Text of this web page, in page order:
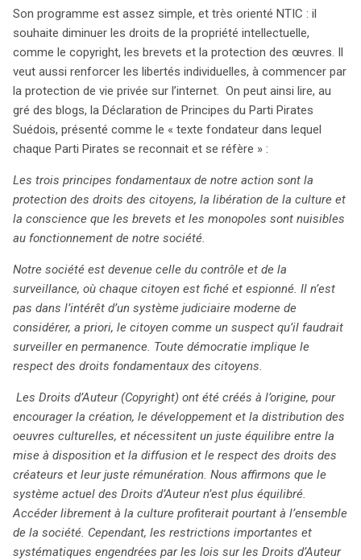
libertés individuelles et une révision des droits de
propriété intellectuelle, comme le copyright et les
brevets. Loin d’être un simple mouvement
technologique, le Parti s’inscrit dans une réflexion
profonde sur le droit à la vie privée et la lutte contre la
surveillance omniprésente. Ses principes fondamentaux
prônent la protection des droits des citoyens, la
libération de la culture et la lutte contre les monopoles,
Parti Pirates a dépassé les frontières suédoises,
suscitant des adhésions dans plusieurs pays européens,
notamment grâce à une dynamique forte sur les réseaux
sociaux et dans la blogosphère. En 2009, lors des
parti en termes de membres. La branche étudiante du
mouvement représente une force politique majeure,
attirant un large éventail d’électeurs, y compris ceux en
quête d’une alternative contestataire mais responsable.
Ce phénomène s’explique par une prise de conscience
croissante face aux enjeux contemporains tels que la
crise économique et les droits individuels. Les jeunes de
18 à 40 ans, sensibles aux technologies et préoccupés
par leur avenir, trouvent dans le Parti Pirates une voix
pour défendre leurs intérêts et revendiquer un modèle
social juste et transparent. Ce mouvement, à la croisée
des chemins entre culture numérique et engagement
citoyen, redéfinit les contours de la politique moderne.
Son programme est assez simple, et très orienté NTIC : il
souhaite diminuer les droits de la propriété intellectuelle,
comme le copyright, les brevets et la protection des œuvres. Il
veut aussi renforcer les libertés individuelles, à commencer par
la protection de vie privée sur l’internet. On peut ainsi lire, au
gré des blogs, la Déclaration de Principes du Parti Pirates
Suédois, présenté comme le « texte fondateur dans lequel
chaque Parti Pirates se reconnait et se réfère » :
Les trois principes fondamentaux de notre action sont la
protection des droits des citoyens, la libération de la culture et
la conscience que les brevets et les monopoles sont nuisibles
au fonctionnement de notre société.
Notre société est devenue celle du contrôle et de la
surveillance, où chaque citoyen est fiché et espionné. Il n’est
pas dans l’intérêt d’un système judiciaire moderne de
considérer, a priori, le citoyen comme un suspect qu’il faudrait
surveiller en permanence. Toute démocratie implique le
respect des droits fondamentaux des citoyens.
Les Droits d’Auteur (Copyright) ont été créés à l’origine, pour
encourager la création, le développement et la distribution des
oeuvres culturelles, et nécessitent un juste équilibre entre la
mise à disposition et la diffusion et le respect des droits des
créateurs et leur juste rémunération. Nous affirmons que le
système actuel des Droits d’Auteur n’est plus équilibré.
Accéder librement à la culture profiterait pourtant à l’ensemble
de la société. Cependant, les restrictions importantes et
systématiques engendrées par les lois sur les Droits d’Auteur